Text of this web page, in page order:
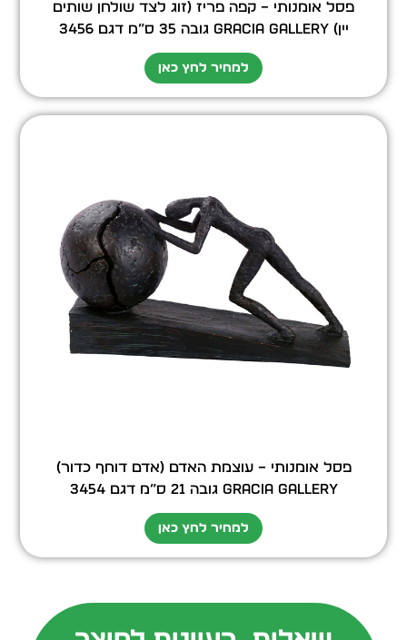
פסל אומנותי – קפה פריז (זוג לצד שולחן שותים
יין) GRACIA GALLERY גובה 35 ס”מ דגם 3456
למחיר לחץ כאן
פסל אומנותי – עוצמת האדם (אדם דוחף כדור)
GRACIA GALLERY גובה 21 ס”מ דגם 3454
למחיר לחץ כאן